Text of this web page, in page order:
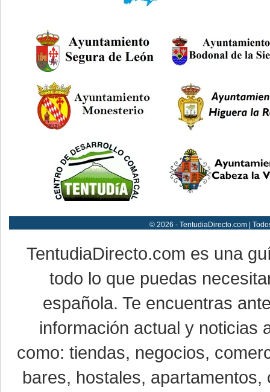
© 2026 - TentudiaDirecto.com |
TentudiaDirecto.com es una
todo lo que puedas
española. Te encuentras
información actual y noticias
como: tiendas, negocios,
bares, hostales,